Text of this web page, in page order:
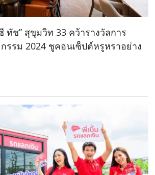
ทัช” สุขุมวิท 33 คว้ารางวัลการ
รรม 2024 ชูคอนเซ็ปต์หรูหราอย่าง